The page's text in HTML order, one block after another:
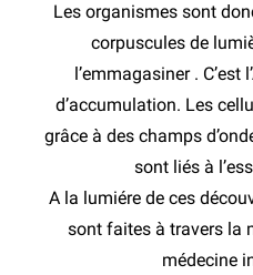
Les organismes sont
corpuscules de
l’emmagasiner . C’est
d’accumulation. Les
grâce à des champs
sont liés à
A la lumiére de ces
sont faites à travers la
médecine